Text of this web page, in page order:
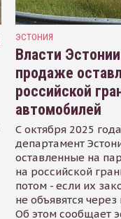
ЭСТОНИЯ
Власти
продаже
российской
автомобилей
С октября 2025
департамент
оставленные на
на российской
потом - если их
не объявятся
Об этом сообщает